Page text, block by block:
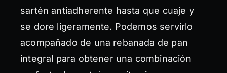
sartén antiadherente hasta que cuaje y
se dore ligeramente. Podemos servirlo
acompañado de una rebanada de pan
integral para obtener una combinación